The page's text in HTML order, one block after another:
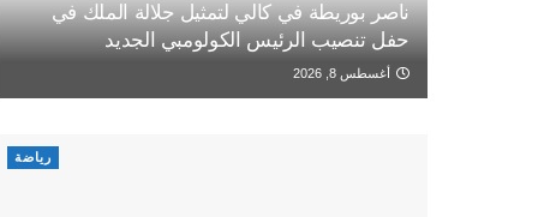
ناصر بوريطة في كالي لتمثيل جلالة الملك في
حفل تنصيب الرئيس الكولومبي الجديد
أغسطس 8, 2026
رياضة